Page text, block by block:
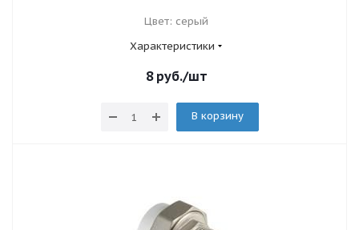
Цвет: серый
Характеристики
8руб./шт
В корзину